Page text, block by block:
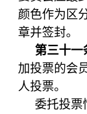
颜色作为区
章并签封。
第三十一
加投票的会
人投票。
委托投票